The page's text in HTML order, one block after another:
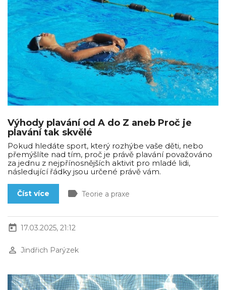
Výhody plavání od A do Z aneb Proč je
plavání tak skvělé
Pokud hledáte sport, který rozhýbe vaše děti, nebo
přemýšlíte nad tím, proč je právě plavání považováno
za jednu z nejpřínosnějších aktivit pro mladé lidi,
následující řádky jsou určené právě vám.
Číst více label Teorie a praxe
today 17.03.2025, 21:12
perm_identity Jindřich Parýzek